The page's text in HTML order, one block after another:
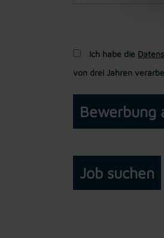
Ich habe die
von drei Jahren
Job suchen